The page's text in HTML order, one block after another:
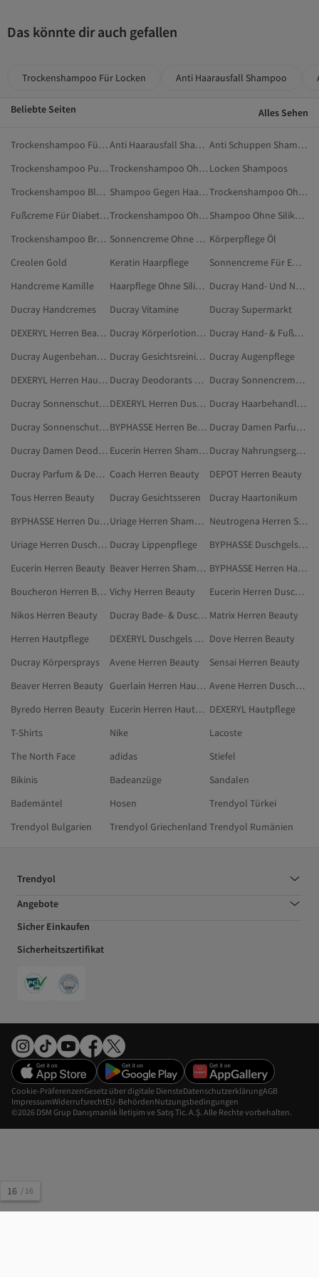
16 / 16
Das könnte dir auch gefallen
Trockenshampoo Für Locken Anti Haarausfall Shampoo
Beliebte Seiten Alles Sehen
Trockenshampoo Für Locken Anti Haarausfall Shampoo
Anti Schuppen Shampoo
Trockenshampoo Pulver
Trockenshampoo Ohne Alkohol Locken Shampoos
Trockenshampoo Blond
Shampoo Gegen Haarausfall
Trockenshampoo Ohne Silikone Und Parabene
Fußcreme Für Diabetiker
Trockenshampoo Ohne Rückstände
Shampoo Ohne Silikone
Trockenshampoo Braune Haare
Sonnencreme Ohne Parfum Und Alkohol Körperpflege Öl
Creolen Gold
Keratin Haarpflege
Sonnencreme Für Empfindliche Haut
Handcreme Kamille
Haarpflege Ohne Silikone
Ducray Hand- Und Nagelpflege
Ducray Handcremes
Ducray Vitamine
Ducray Supermarkt
DEXERYL Herren Beauty
Ducray Körperlotionen & -cremes
Ducray Hand- & Fußpflege
Ducray Augenbehandlungen
Ducray Gesichtsreiniger Ducray Augenpflege
DEXERYL Herren Hautpflege
Ducray Deodorants Und Roll-ons
Ducray Sonnencreme Fürs Gesicht
Ducray Sonnenschutzmittel
DEXERYL Herren Duschgels & Cremes
Ducray Haarbehandlungsseren & -öle
Ducray Sonnenschutzpflege
BYPHASSE Herren Beauty
Ducray Damen Parfum & Deodorant
Ducray Damen Deodorants Und Roll-ons
Eucerin Herren Shampoos
Ducray Nahrungsergänzungsmittel & Vitamine
Ducray Parfum & Deodorant Coach Herren Beauty
DEPOT Herren Beauty
Tous Herren Beauty
Ducray Gesichtsseren
Ducray Haartonikum
BYPHASSE Herren Duschgels & Cremes
Uriage Herren Shampoos
Neutrogena Herren Shampoos
Uriage Herren Duschgels & Cremes Ducray Lippenpflege
BYPHASSE Duschgels & Cremes
Eucerin Herren Beauty
Beaver Herren Shampoos
BYPHASSE Herren Hautpflege
Boucheron Herren Beauty Vichy Herren Beauty
Eucerin Herren Duschgels & Cremes
Nikos Herren Beauty
Ducray Bade- & Duschprodukte Matrix Herren Beauty
Herren Hautpflege
DEXERYL Duschgels & Cremes Dove Herren Beauty
Ducray Körpersprays
Avene Herren Beauty
Sensai Herren Beauty
Beaver Herren Beauty
Guerlain Herren Hautpflege
Avene Herren Duschgels & Cremes
Byredo Herren Beauty
Eucerin Herren Hautpflege DEXERYL Hautpflege
T-Shirts
Nike
Lacoste
The North Face
adidas
Stiefel
Bikinis
Badeanzüge
Sandalen
Bademäntel
Hosen
Trendyol Türkei
Trendyol Bulgarien
Trendyol Griechenland Trendyol Rumänien
Trendyol
Angebote
Sicher Einkaufen
Sicherheitszertifikat
©2026 DSM Grup Danışmanlık İletişim ve Satış Tic. A.Ş. Alle Rechte vorbehalten.
Cookie-PräferenzenGesetz über digitale DiensteDatenschutzerklärungAGB
ImpressumWiderrufsrechtEU-BehördenNutzungsbedingungen